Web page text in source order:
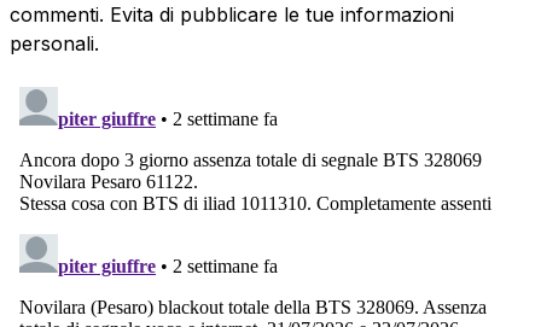
commenti. Evita di pubblicare le tue informazioni
personali.